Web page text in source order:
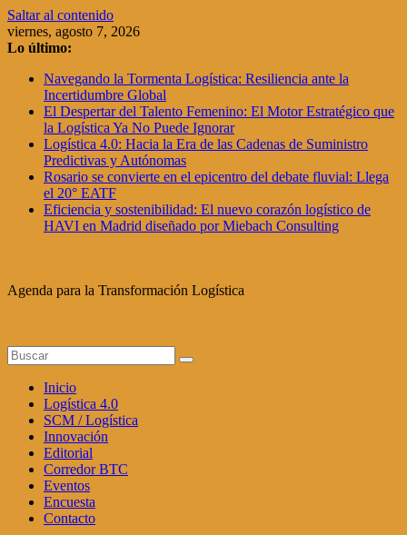
Saltar al contenido
viernes, agosto 7, 2026
Lo último:
Navegando la Tormenta Logística: Resiliencia ante la
Incertidumbre Global
El Despertar del Talento Femenino: El Motor Estratégico que
la Logística Ya No Puede Ignorar
Logística 4.0: Hacia la Era de las Cadenas de Suministro
Predictivas y Autónomas
Rosario se convierte en el epicentro del debate fluvial: Llega
el 20° EATF
Eficiencia y sostenibilidad: El nuevo corazón logístico de
HAVI en Madrid diseñado por Miebach Consulting
Agenda para la Transformación Logística
Inicio
Logística 4.0
SCM / Logística
Innovación
Editorial
Corredor BTC
Eventos
Encuesta
Contacto